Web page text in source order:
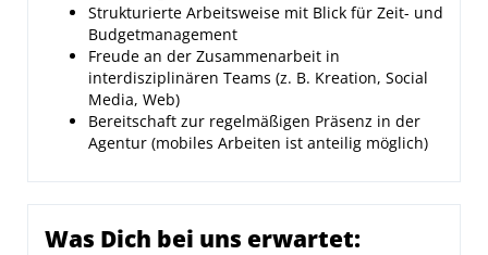
Strukturierte Arbeitsweise mit Blick für Zeit- und
Budgetmanagement
Freude an der Zusammenarbeit in
interdisziplinären Teams (z. B. Kreation, Social
Media, Web)
Bereitschaft zur regelmäßigen Präsenz in der
Agentur (mobiles Arbeiten ist anteilig möglich)
Was Dich bei uns erwartet: